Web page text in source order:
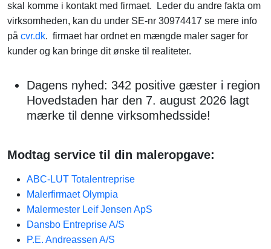
skal komme i kontakt med firmaet. Leder du andre fakta om
virksomheden, kan du under SE-nr 30974417 se mere info
på cvr.dk. firmaet har ordnet en mængde maler sager for
kunder og kan bringe dit ønske til realiteter.
Dagens nyhed: 342 positive gæster i region
Hovedstaden har den 7. august 2026 lagt
mærke til denne virksomhedsside!
Modtag service til din maleropgave:
ABC-LUT Totalentreprise
Malerfirmaet Olympia
Malermester Leif Jensen ApS
Dansbo Entreprise A/S
P.E. Andreassen A/S